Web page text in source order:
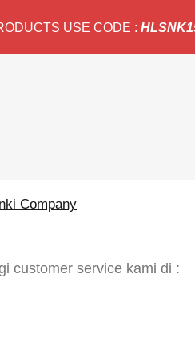
USE CODE :
customer service kami di :